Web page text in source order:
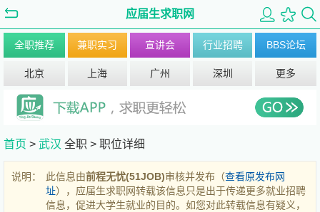
应届生求职网
全职推荐 兼职实习 宣讲会 行业招聘 BBS论坛
北京 上海 广州 深圳 更多
首页 > 武汉 全职 > 职位详细
说明： 此信息由前程无忧(51JOB)审核并发布（查看原发布网
址），应届生求职网转载该信息只是出于传递更多就业招聘
信息，促进大学生就业的目的。如您对此转载信息有疑义，